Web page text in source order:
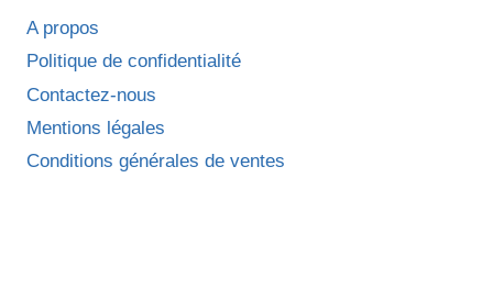
A propos
Politique de confidentialité
Contactez-nous
Mentions légales
Conditions générales de ventes